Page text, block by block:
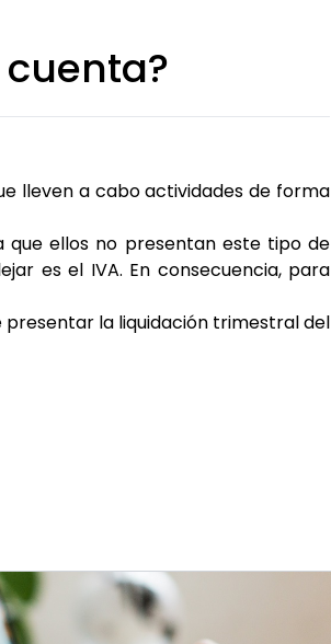
lleven a cabo actividades de forma
que ellos no presentan este tipo de
es el IVA. En consecuencia, para
presentar la liquidación trimestral del